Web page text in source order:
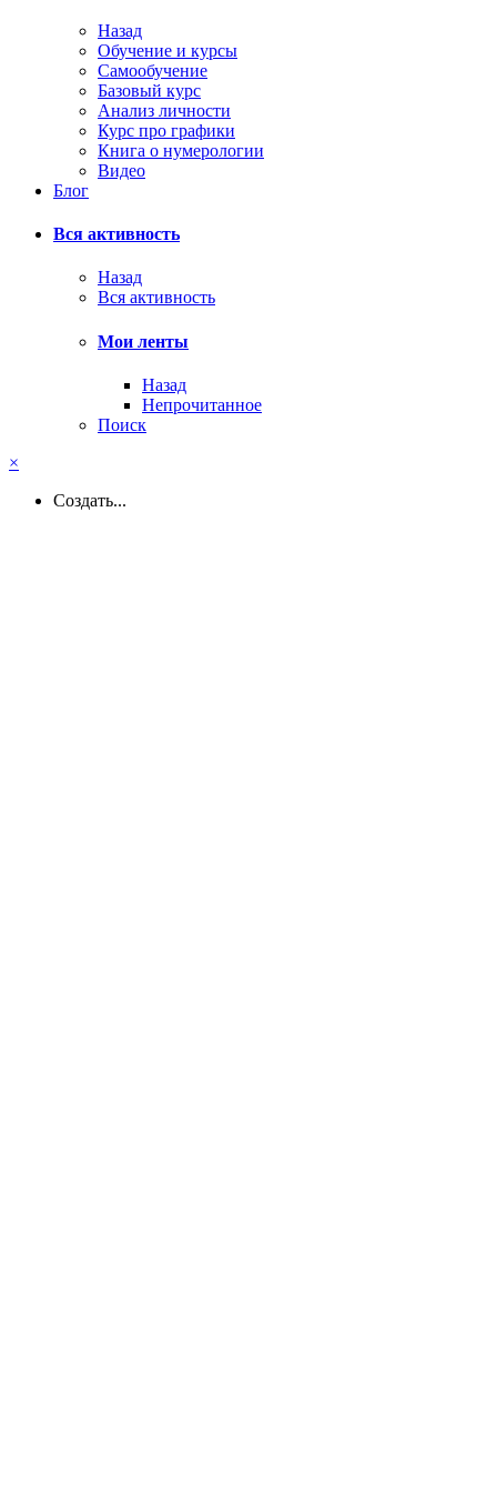
Назад
Обучение и курсы
Самообучение
Базовый курс
Анализ личности
Курс про графики
Книга о нумерологии
Видео
Блог
Вся активность
Назад
Вся активность
Мои ленты
Назад
Непрочитанное
Поиск
×
Создать...